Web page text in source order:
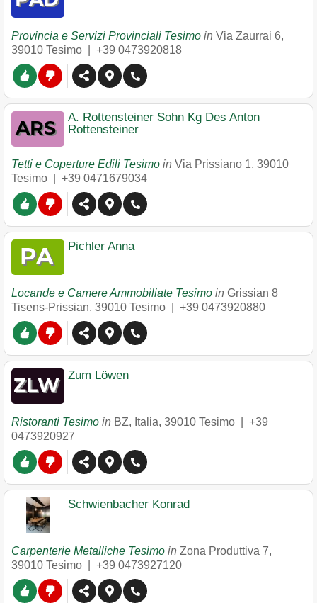
Provincia e Servizi Provinciali Tesimo in Via Zaurrai 6,
39010 Tesimo +39 0473920818
A. Rottensteiner Sohn Kg Des Anton
Rottensteiner
Tetti e Coperture Edili Tesimo in Via Prissiano 1, 39010
Tesimo
+39 0471679034
Pichler Anna
Locande e Camere Ammobiliate Tesimo in Grissian 8
Tisens-Prissian, 39010 Tesimo +39 0473920880
Zum Löwen
Ristoranti Tesimo in BZ, Italia, 39010 Tesimo
+39
0473920927
Schwienbacher Konrad
Carpenterie Metalliche Tesimo in Zona Produttiva 7,
39010 Tesimo +39 0473927120